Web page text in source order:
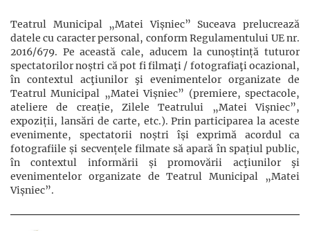
Teatrul Municipal „Matei Vișniec” Suceava prelucrează
datele cu caracter personal, conform Regulamentului UE nr.
2016/679. Pe această cale, aducem la cunoștință tuturor
spectatorilor noștri că pot fi filmaţi / fotografiaţi ocazional,
în contextul acţiunilor şi evenimentelor organizate de
Teatrul Municipal „Matei Vișniec” (premiere, spectacole,
ateliere de creație, Zilele Teatrului „Matei Vișniec”,
expoziții, lansări de carte, etc.). Prin participarea la aceste
evenimente, spectatorii noștri își exprimă acordul ca
fotografiile și secvențele filmate să apară în spațiul public,
în contextul informării și promovării acţiunilor şi
evenimentelor organizate de Teatrul Municipal „Matei
Vișniec”.